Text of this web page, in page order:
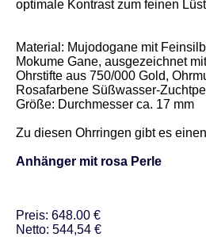
optimale Kontrast zum feinen
Material: Mujodogane mit
Mokume Gane, ausgezeichnet
Ohrstifte aus 750/000 Gold,
Rosafarbene Süßwasser-
Größe: Durchmesser ca. 17 mm
Zu diesen Ohrringen gibt es
Anhänger mit rosa Perle
Preis: 648.00 €
Netto: 544,54 €